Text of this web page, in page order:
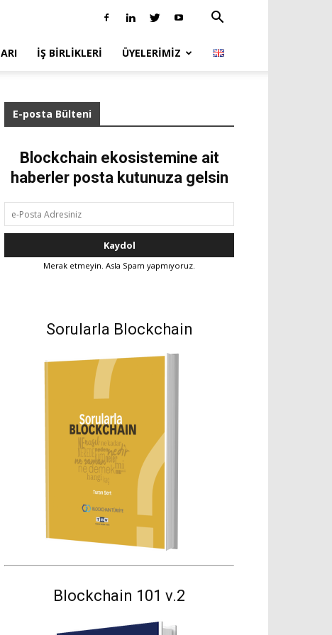
İŞ BIRLIKLERI ÜYELERIMIZ
E-posta Bülteni
Blockchain ekosistemine ait
haberler posta kutunuza gelsin
Merak etmeyin. Asla Spam yapmıyoruz.
Sorularla Blockchain
Blockchain 101 v.2